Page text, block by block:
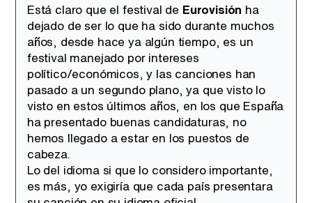
Canción ganadora de Eurovisión 2026: DARA con "Bangaranga" por Bulgaria
Está claro que el festival de Eurovisión ha
dejado de ser lo que ha sido durante muchos
años, desde hace ya algún tiempo, es un
festival manejado por intereses
político/económicos, y las canciones han
pasado a un segundo plano, ya que visto lo
visto en estos últimos años, en los que España
ha presentado buenas candidaturas, no
hemos llegado a estar en los puestos de
cabeza.
Lo del idioma si que lo considero importante,
es más, yo exigiría que cada país presentara